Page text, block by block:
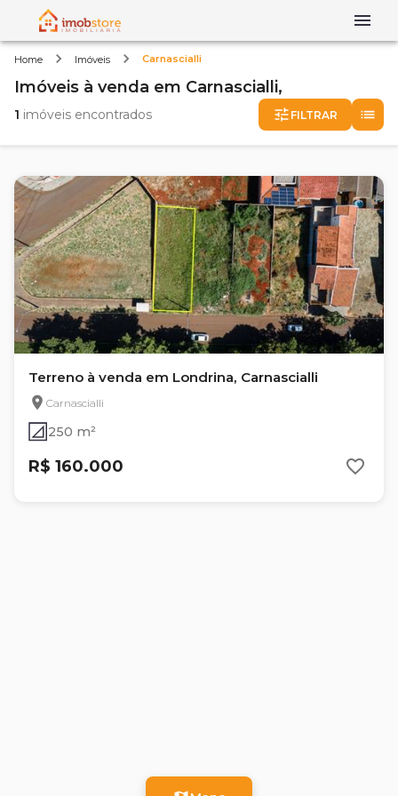
Home Imóveis Carnascialli
Imóveis à venda em Carnascialli,
1 imóveis encontrados FILTRAR
Terreno à venda em Londrina, Carnascialli
Carnascialli
250 m²
R$ 160.000